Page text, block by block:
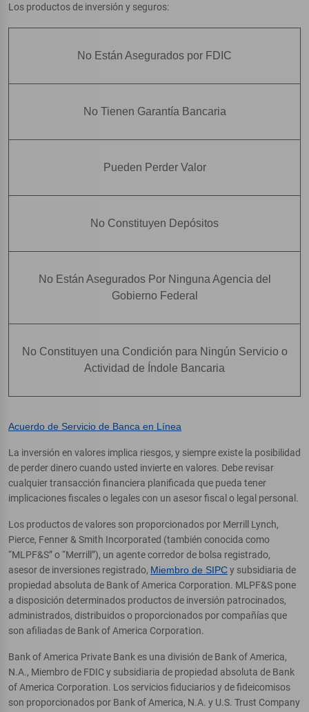
Los productos de inversión y seguros:
No Están Asegurados por FDIC
No Tienen Garantía Bancaria
Pueden Perder Valor
No Constituyen Depósitos
No Están Asegurados Por Ninguna Agencia del
Gobierno Federal
No Constituyen una Condición para Ningún Servicio o
Actividad de Índole Bancaria
Acuerdo de Servicio de Banca en Línea
La inversión en valores implica riesgos, y siempre existe la posibilidad
de perder dinero cuando usted invierte en valores. Debe revisar
cualquier transacción financiera planificada que pueda tener
implicaciones fiscales o legales con un asesor fiscal o legal personal.
Los productos de valores son proporcionados por Merrill Lynch,
Pierce, Fenner & Smith Incorporated (también conocida como
“MLPF&S” o “Merrill”), un agente corredor de bolsa registrado,
asesor de inversiones registrado, Miembro de SIPCy subsidiaria de
propiedad absoluta de Bank of America Corporation. MLPF&S pone
a disposición determinados productos de inversión patrocinados,
administrados, distribuidos o proporcionados por compañías que
son afiliadas de Bank of America Corporation.
Bank of America Private Bank es una división de Bank of America,
N.A., Miembro de FDIC y subsidiaria de propiedad absoluta de Bank
of America Corporation. Los servicios fiduciarios y de fideicomisos
son proporcionados por Bank of America, N.A. y U.S. Trust Company